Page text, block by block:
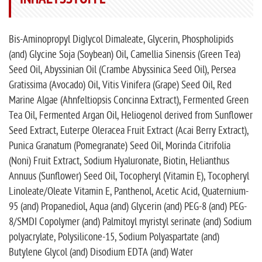
Bis-Aminopropyl Diglycol Dimaleate, Glycerin, Phospholipids
(and) Glycine Soja (Soybean) Oil, Camellia Sinensis (Green Tea)
Seed Oil, Abyssinian Oil (Crambe Abyssinica Seed Oil), Persea
Gratissima (Avocado) Oil, Vitis Vinifera (Grape) Seed Oil, Red
Marine Algae (Ahnfeltiopsis Concinna Extract), Fermented Green
Tea Oil, Fermented Argan Oil, Heliogenol derived from Sunflower
Seed Extract, Euterpe Oleracea Fruit Extract (Acai Berry Extract),
Punica Granatum (Pomegranate) Seed Oil, Morinda Citrifolia
(Noni) Fruit Extract, Sodium Hyaluronate, Biotin, Helianthus
Annuus (Sunflower) Seed Oil, Tocopheryl (Vitamin E), Tocopheryl
Linoleate/Oleate Vitamin E, Panthenol, Acetic Acid, Quaternium-
95 (and) Propanediol, Aqua (and) Glycerin (and) PEG-8 (and) PEG-
8/SMDI Copolymer (and) Palmitoyl myristyl serinate (and) Sodium
polyacrylate, Polysilicone-15, Sodium Polyaspartate (and)
Butylene Glycol (and) Disodium EDTA (and) Water